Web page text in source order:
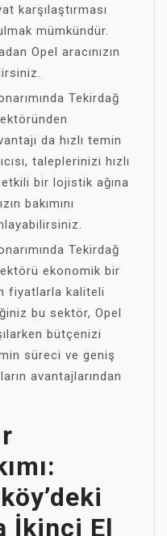
karşılaştırması
mümkündür.
Opel aracınızın
Tekirdağ
da hızlı temin
taleplerinizi hızlı
bir lojistik ağına
bakımını
Tekirdağ
ekonomik bir
fiyatlarla kaliteli
bu sektör, Opel
bütçenizi
süreci ve geniş
avantajlarından
İkinci El